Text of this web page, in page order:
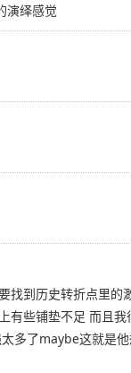
演绎感觉
找到历史转折点
些铺垫不足 而且
多了maybe这就